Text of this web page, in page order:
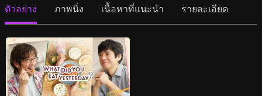
ตัวอย่าง ภาพนิ่ง เนื้อหาที่แนะนำ รายละเอียด